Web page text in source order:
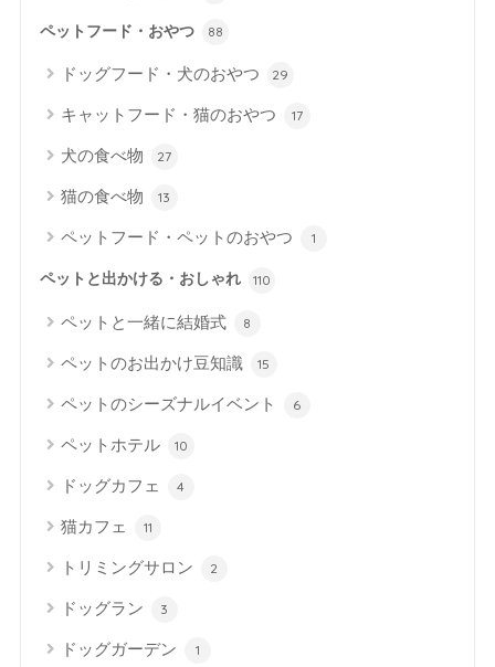
ペットフード・おやつ 88
ドッグフード・犬のおやつ 29
キャットフード・猫のおやつ 17
犬の食べ物 27
猫の食べ物 13
ペットフード・ペットのおやつ 1
ペットと出かける・おしゃれ 110
ペットと一緒に結婚式 8
ペットのお出かけ豆知識 15
ペットのシーズナルイベント 6
ペットホテル 10
ドッグカフェ 4
猫カフェ 11
トリミングサロン 2
ドッグラン 3
ドッグガーデン 1